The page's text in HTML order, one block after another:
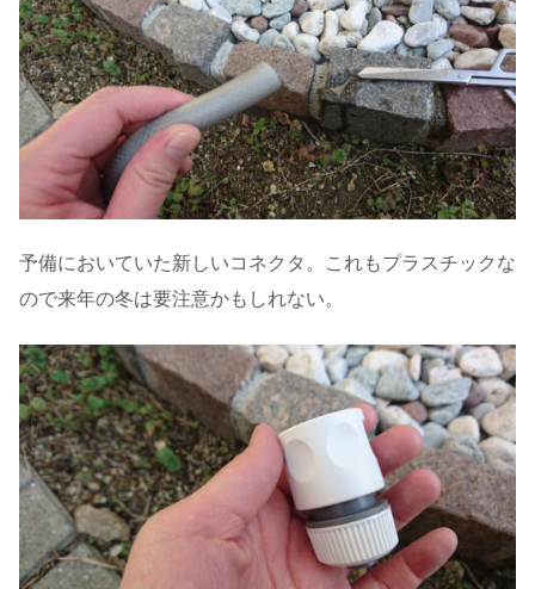
予備においていた新しいコネクタ。これもプラスチックな
ので来年の冬は要注意かもしれない。